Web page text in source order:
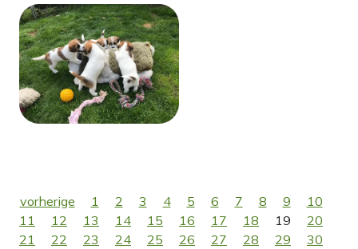
vorherige 1 2 3 4 5 6 7 8 9
10
11
12 13 14 15 16 17 18 19
20
21
22 23 24 25 26 27 28 29
30